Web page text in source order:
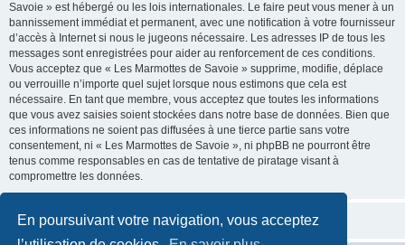
En poursuivant votre navigation, vous acceptez
Savoie » est hébergé ou les lois internationales. Le faire peut vous mener à un
bannissement immédiat et permanent, avec une notification à votre fournisseur
d’accès à Internet si nous le jugeons nécessaire. Les adresses IP de tous les
messages sont enregistrées pour aider au renforcement de ces conditions.
Vous acceptez que « Les Marmottes de Savoie » supprime, modifie, déplace
ou verrouille n’importe quel sujet lorsque nous estimons que cela est
nécessaire. En tant que membre, vous acceptez que toutes les informations
que vous avez saisies soient stockées dans notre base de données. Bien que
ces informations ne soient pas diffusées à une tierce partie sans votre
consentement, ni « Les Marmottes de Savoie », ni phpBB ne pourront être
tenus comme responsables en cas de tentative de piratage visant à
compromettre les données.